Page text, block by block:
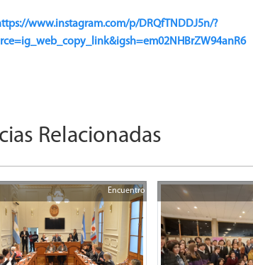
www.instagram.com/p/DRQfTNDDJ5n/?
Relacionadas
Encuentro